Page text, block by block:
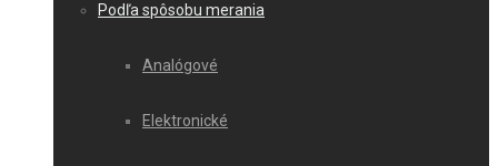
Podľa spôsobu merania
Analógové
Elektronické